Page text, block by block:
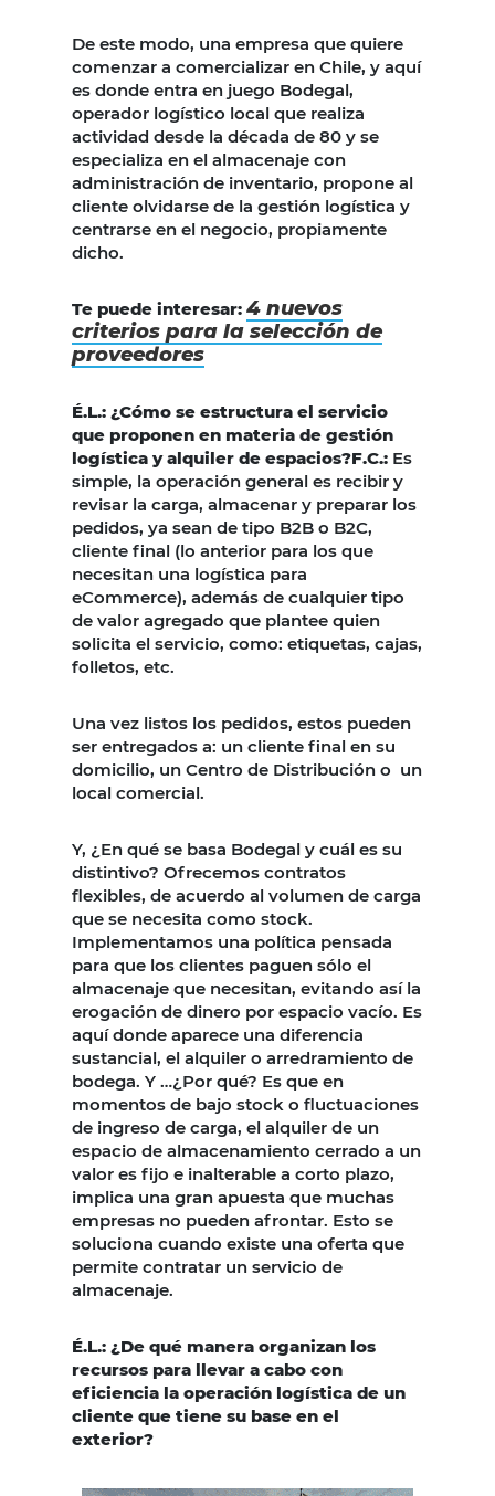
De este modo, una empresa que quiere
comenzar a comercializar en Chile, y aquí
es donde entra en juego Bodegal,
operador logístico local que realiza
actividad desde la década de 80 y se
especializa en el almacenaje con
administración de inventario, propone al
cliente olvidarse de la gestión logística y
centrarse en el negocio, propiamente
dicho.
Te puede interesar: 4 nuevos
criterios para la selección de
proveedores
É.L.: ¿Cómo se estructura el servicio
que proponen en materia de gestión
logística y alquiler de espacios?F.C.: Es
simple, la operación general es recibir y
revisar la carga, almacenar y preparar los
pedidos, ya sean de tipo B2B o B2C,
cliente final (lo anterior para los que
necesitan una logística para
eCommerce), además de cualquier tipo
de valor agregado que plantee quien
solicita el servicio, como: etiquetas, cajas,
folletos, etc.
Una vez listos los pedidos, estos pueden
ser entregados a: un cliente final en su
domicilio, un Centro de Distribución o un
local comercial.
Y, ¿En qué se basa Bodegal y cuál es su
distintivo? Ofrecemos contratos
flexibles, de acuerdo al volumen de carga
que se necesita como stock.
Implementamos una política pensada
para que los clientes paguen sólo el
almacenaje que necesitan, evitando así la
erogación de dinero por espacio vacío. Es
aquí donde aparece una diferencia
sustancial, el alquiler o arredramiento de
bodega. Y …¿Por qué? Es que en
momentos de bajo stock o fluctuaciones
de ingreso de carga, el alquiler de un
espacio de almacenamiento cerrado a un
valor es fijo e inalterable a corto plazo,
implica una gran apuesta que muchas
empresas no pueden afrontar. Esto se
soluciona cuando existe una oferta que
permite contratar un servicio de
almacenaje.
É.L.: ¿De qué manera organizan los
recursos para llevar a cabo con
eficiencia la operación logística de un
cliente que tiene su base en el
exterior?